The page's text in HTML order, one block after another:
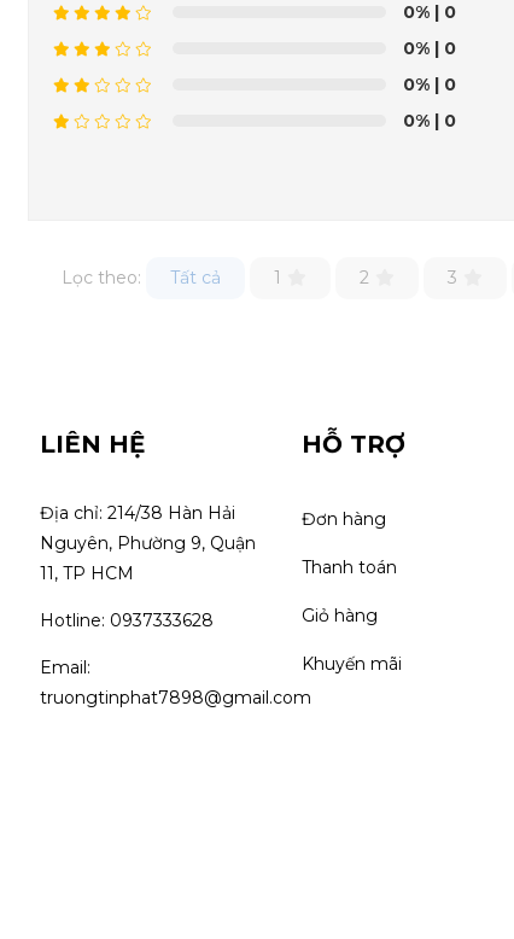
0%| 0
0%| 0
0%| 0
0%| 0
Lọc theo: Tất cả 1 2 3
LIÊN HỆ
Địa chỉ: 214/38 Hàn Hải
Nguyên, Phường 9, Quận
11, TP HCM
Hotline: 0937333628
Email:
truongtinphat7898@gmail.com
HỖ TRỢ
Đơn hàng
Thanh toán
Giỏ hàng
Khuyến mãi